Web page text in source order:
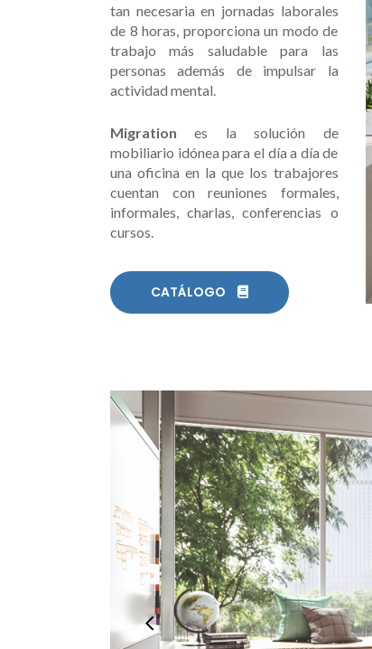
SinOps y SinchrOne
UR803-UR902
tan necesaria en jornadas laborales
de 8 horas, proporciona un modo de
trabajo más saludable para las
personas además de impulsar la
actividad mental.
Migration es la solución de
mobiliario idónea para el día a día de
una oficina en la que los trabajores
cuentan con reuniones formales,
informales, charlas, conferencias o
cursos.
CATÁLOGO